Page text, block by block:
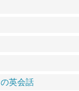
英会話